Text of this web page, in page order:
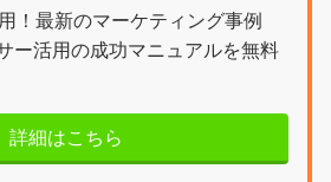
！最新のマーケティング事例
ー活用の成功マニュアルを無料
詳細はこちら